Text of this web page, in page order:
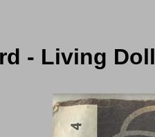
- Living